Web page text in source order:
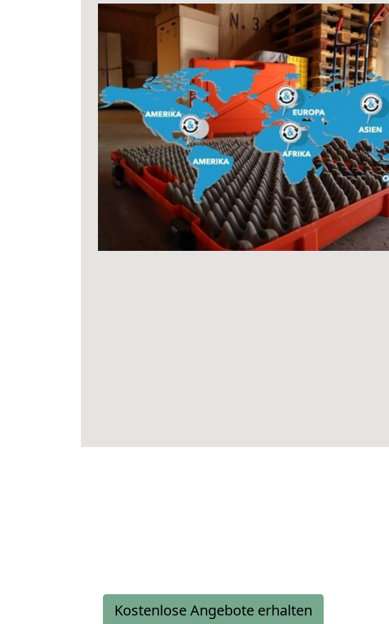
Kostenlose Angebote erhalten